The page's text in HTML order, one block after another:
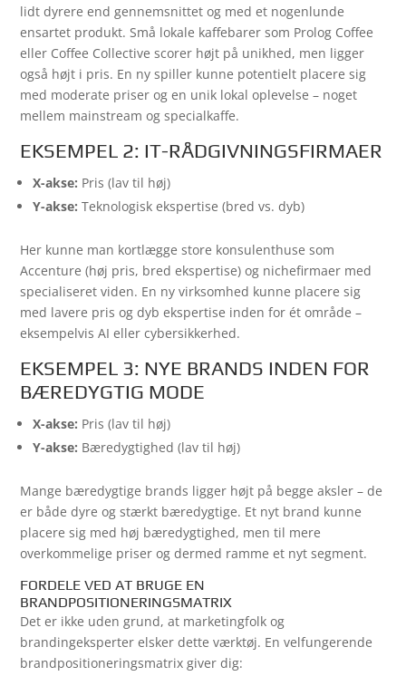
lidt dyrere end gennemsnittet og med et nogenlunde
ensartet produkt. Små lokale kaffebarer som Prolog Coffee
eller Coffee Collective scorer højt på unikhed, men ligger
også højt i pris. En ny spiller kunne potentielt placere sig
med moderate priser og en unik lokal oplevelse – noget
mellem mainstream og specialkaffe.
EKSEMPEL 2: IT-RÅDGIVNINGSFIRMAER
X-akse: Pris (lav til høj)
Y-akse: Teknologisk ekspertise (bred vs. dyb)
Her kunne man kortlægge store konsulenthuse som
Accenture (høj pris, bred ekspertise) og nichefirmaer med
specialiseret viden. En ny virksomhed kunne placere sig
med lavere pris og dyb ekspertise inden for ét område –
eksempelvis AI eller cybersikkerhed.
EKSEMPEL 3: NYE BRANDS INDEN FOR
BÆREDYGTIG MODE
X-akse: Pris (lav til høj)
Y-akse: Bæredygtighed (lav til høj)
Mange bæredygtige brands ligger højt på begge aksler – de
er både dyre og stærkt bæredygtige. Et nyt brand kunne
placere sig med høj bæredygtighed, men til mere
overkommelige priser og dermed ramme et nyt segment.
FORDELE VED AT BRUGE EN
BRANDPOSITIONERINGSMATRIX
Det er ikke uden grund, at marketingfolk og
brandingeksperter elsker dette værktøj. En velfungerende
brandpositioneringsmatrix giver dig: